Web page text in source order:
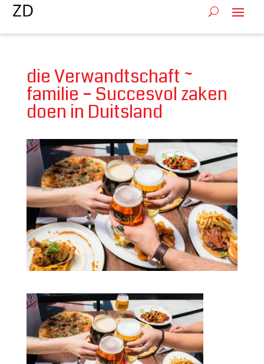
die Verwandtschaft ~
familie – Succesvol zaken
doen in Duitsland